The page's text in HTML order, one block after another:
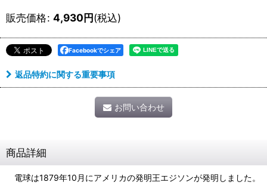
販売価格: 4,930円(税込)
Facebookでシェア
返品特約に関する重要事項
お問い合わせ
商品詳細
電球は1879年10月にアメリカの発明王エジソンが発明しました。